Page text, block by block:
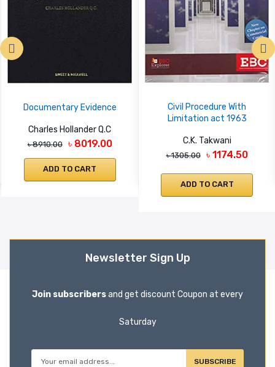
Documentary Evidence
Charles Hollander Q.C
৳ 8910.00 ৳ 8019.00
ADD TO CART
Civil Procedure With
Limitation act 1963
C.K. Takwani
৳ 1305.00 ৳ 1174.50
ADD TO CART
Newsletter Sign Up
Join subscribersand get discount Coupon at every
Saturday
SUBSCRIBE